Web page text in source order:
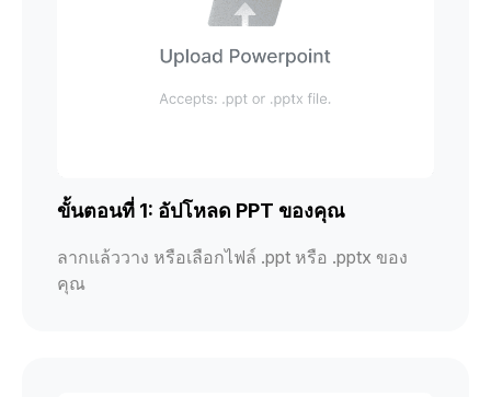
ขั้นตอนที่ 1: อัปโหลด PPT ของคุณ
ลากแล้ววาง หรือเลือกไฟล์ .ppt หรือ .pptx ของ
คุณ